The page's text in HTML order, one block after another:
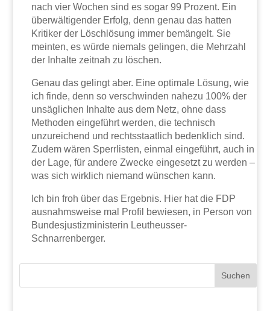
nach vier Wochen sind es sogar 99 Prozent. Ein
überwältigender Erfolg, denn genau das hatten
Kritiker der Löschlösung immer bemängelt. Sie
meinten, es würde niemals gelingen, die Mehrzahl
der Inhalte zeitnah zu löschen.
Genau das gelingt aber. Eine optimale Lösung, wie
ich finde, denn so verschwinden nahezu 100% der
unsäglichen Inhalte aus dem Netz, ohne dass
Methoden eingeführt werden, die technisch
unzureichend und rechtsstaatlich bedenklich sind.
Zudem wären Sperrlisten, einmal eingeführt, auch in
der Lage, für andere Zwecke eingesetzt zu werden –
was sich wirklich niemand wünschen kann.
Ich bin froh über das Ergebnis. Hier hat die FDP
ausnahmsweise mal Profil bewiesen, in Person von
Bundesjustizministerin Leutheusser-
Schnarrenberger.